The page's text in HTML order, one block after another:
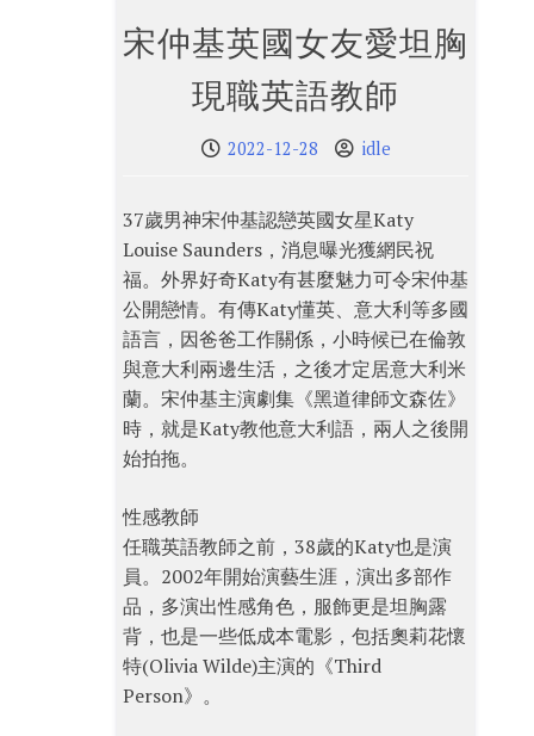
宋仲基英國女友愛坦胸
現職英語教師
2022-12-28 idle
37歲男神宋仲基認戀英國女星Katy
Louise Saunders，消息曝光獲網民祝
福。外界好奇Katy有甚麼魅力可令宋仲基
公開戀情。有傳Katy懂英、意大利等多國
語言，因爸爸工作關係，小時候已在倫敦
與意大利兩邊生活，之後才定居意大利米
蘭。宋仲基主演劇集《黑道律師文森佐》
時，就是Katy教他意大利語，兩人之後開
始拍拖。
性感教師
任職英語教師之前，38歲的Katy也是演
員。2002年開始演藝生涯，演出多部作
品，多演出性感角色，服飾更是坦胸露
背，也是一些低成本電影，包括奧莉花懷
特(Olivia Wilde)主演的《Third
Person》。